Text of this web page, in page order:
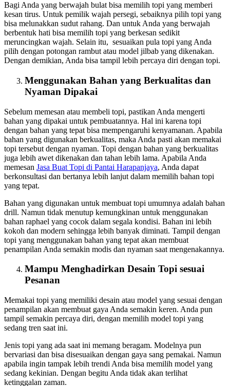
Bagi Anda yang berwajah bulat bisa memilih topi yang memberi
kesan tirus. Untuk pemilik wajah persegi, sebaiknya pilih topi yang
bisa melunakkan sudut rahang. Dan untuk Anda yang berwajah
berbentuk hati bisa memilih topi yang berkesan sedikit
meruncingkan wajah. Selain itu, sesuaikan pula topi yang Anda
pilih dengan potongan rambut atau model jilbab yang dikenakan.
Dengan demikian, Anda bisa tampil lebih percaya diri dengan topi.
Menggunakan Bahan yang Berkualitas dan
Nyaman Dipakai
Sebelum memesan atau membeli topi, pastikan Anda mengerti
bahan yang dipakai untuk pembuatannya. Hal ini karena topi
dengan bahan yang tepat bisa mempengaruhi kenyamanan. Apabila
bahan yang digunakan berkualitas, maka Anda pasti akan memakai
topi tersebut dengan nyaman. Topi dengan bahan yang berkualitas
juga lebih awet dikenakan dan tahan lebih lama. Apabila Anda
memesan Jasa Buat Topi di Pantai Harapanjaya, Anda dapat
berkonsultasi dan bertanya lebih lanjut dalam memilih bahan topi
yang tepat.
Bahan yang digunakan untuk membuat topi umumnya adalah bahan
drill. Namun tidak menutup kemungkinan untuk menggunakan
bahan raphael yang cocok dalam segala kondisi. Bahan ini lebih
kokoh dan modern sehingga lebih banyak diminati. Tampil dengan
topi yang menggunakan bahan yang tepat akan membuat
penampilan Anda semakin modis dan nyaman saat mengenakannya.
Mampu Menghadirkan Desain Topi sesuai
Pesanan
Memakai topi yang memiliki desain atau model yang sesuai dengan
penampilan akan membuat gaya Anda semakin keren. Anda pun
tampil semakin percaya diri, dengan memilih model topi yang
sedang tren saat ini.
Jenis topi yang ada saat ini memang beragam. Modelnya pun
bervariasi dan bisa disesuaikan dengan gaya sang pemakai. Namun
apabila ingin tampak lebih trendi Anda bisa memilih model yang
sedang kekinian. Dengan begitu Anda tidak akan terlihat
ketinggalan zaman.